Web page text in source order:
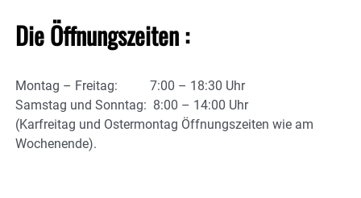
Die Öffnungszeiten :
Montag – Freitag: 7:00 – 18:30 Uhr
Samstag und Sonntag: 8:00 – 14:00 Uhr
(Karfreitag und Ostermontag Öffnungszeiten wie am
Wochenende).